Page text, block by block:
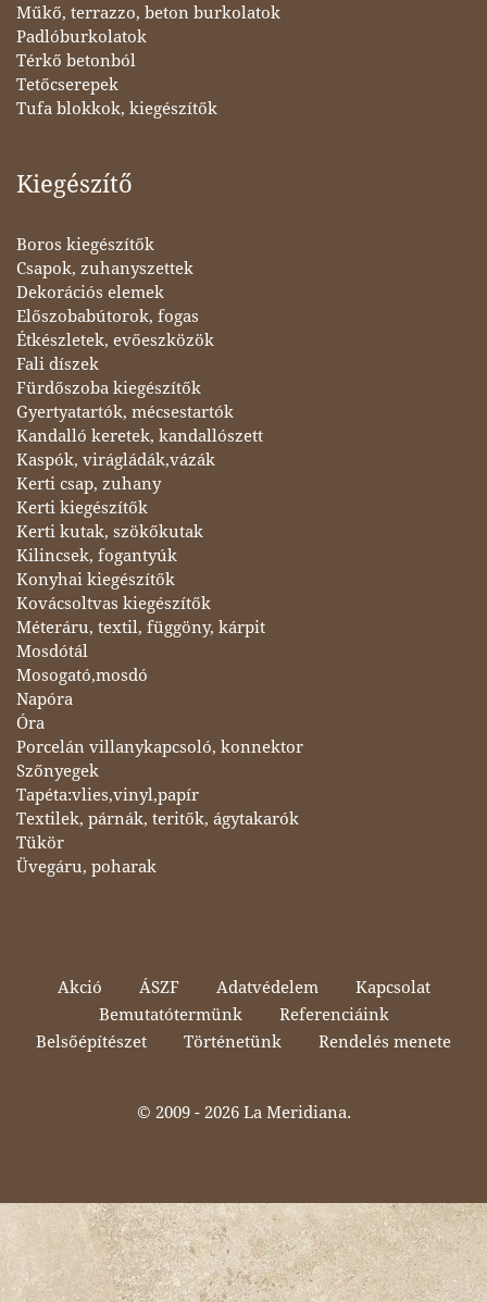
Műkő, terrazzo, beton burkolatok
Padlóburkolatok
Térkő betonból
Tetőcserepek
Tufa blokkok, kiegészítők
Kiegészítő
Boros kiegészítők
Csapok, zuhanyszettek
Dekorációs elemek
Előszobabútorok, fogas
Étkészletek, evőeszközök
Fali díszek
Fürdőszoba kiegészítők
Gyertyatartók, mécsestartók
Kandalló keretek, kandallószett
Kaspók, virágládák,vázák
Kerti csap, zuhany
Kerti kiegészítők
Kerti kutak, szökőkutak
Kilincsek, fogantyúk
Konyhai kiegészítők
Kovácsoltvas kiegészítők
Méteráru, textil, függöny, kárpit
Mosdótál
Mosogató,mosdó
Napóra
Óra
Porcelán villanykapcsoló, konnektor
Szőnyegek
Tapéta:vlies,vinyl,papír
Textilek, párnák, teritők, ágytakarók
Tükör
Üvegáru, poharak
Akció ÁSZF Adatvédelem
Kapcsolat
Bemutatótermünk
Referenciáink
Belsőépítészet
Történetünk Rendelés menete
© 2009 - 2026 La Meridiana.